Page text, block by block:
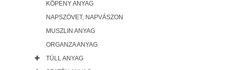
KÖPENY ANYAG
NAPSZÖVET, NAPVÁSZON
MUSZLIN ANYAG
ORGANZA ANYAG
TÜLL ANYAG